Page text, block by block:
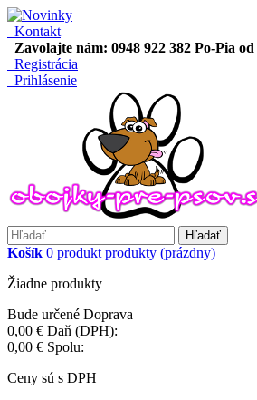
Kontakt
Zavolajte nám: 0948 922 382 Po-Pia
Registrácia
Prihlásenie
Hľadať
Košík 0 produkt produkty (prázdny)
Žiadne produkty
Bude určené Doprava
0,00 € Daň (DPH):
0,00 € Spolu:
Ceny sú s DPH